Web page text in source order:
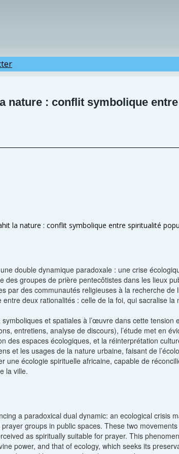
nature : conflit symbolique
la nature : conflit symbolique entre spiritualité
double dynamique paradoxale : une crise
des groupes de prière pentecôtistes dans les lieux
par des communautés religieuses à la recherche
deux rationalités : celle de la foi, qui sacralise
et spatiales à l’œuvre dans cette
entretiens, analyse de discours), l’étude met en
des espaces écologiques, et la réinterprétation
et les usages de la nature urbaine, faisant de
une écologie spirituelle africaine, capable de
la ville.
a paradoxical dual dynamic: an ecological crisis
groups in public spaces. These two
as spiritually suitable for prayer. This
power, and that of ecology, which seeks its